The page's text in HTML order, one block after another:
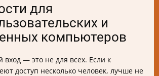
для
и
компьютеров
вход — это не для всех. Если к
доступ несколько человек, лучше не